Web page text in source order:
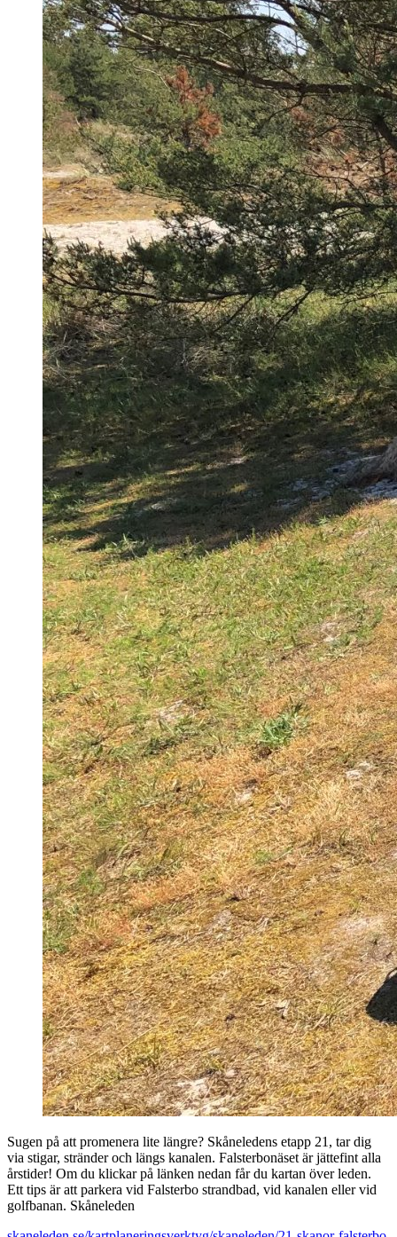
Sugen på att promenera lite längre? Skåneledens etapp 21, tar dig
via stigar, stränder och längs kanalen. Falsterbonäset är jättefint alla
årstider! Om du klickar på länken nedan får du kartan över leden.
Ett tips är att parkera vid Falsterbo strandbad, vid kanalen eller vid
golfbanan. Skåneleden